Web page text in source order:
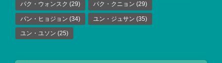
パク・ウォンスク (29) パク・クニョン (29)
パン・ヒョジョン (34) ユン・ジュサン (35)
ユン・ユソン (25)